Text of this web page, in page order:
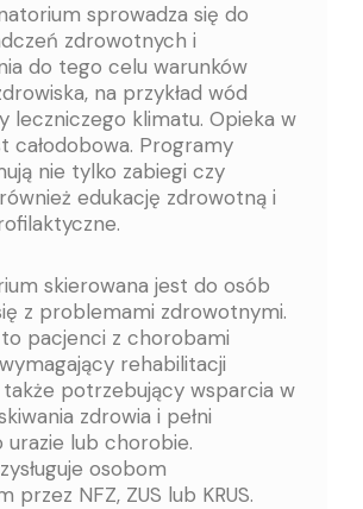
sprowadza się do
zdrowotnych i
do tego celu warunków
na przykład wód
leczniczego klimatu. Opieka w
całodobowa. Programy
nie tylko zabiegi czy
edukację zdrowotną i
skierowana jest do osób
z problemami zdrowotnymi.
pacjenci z chorobami
rehabilitacji
także potrzebujący wsparcia w
zdrowia i pełni
lub chorobie.
osobom
przez NFZ, ZUS lub KRUS.